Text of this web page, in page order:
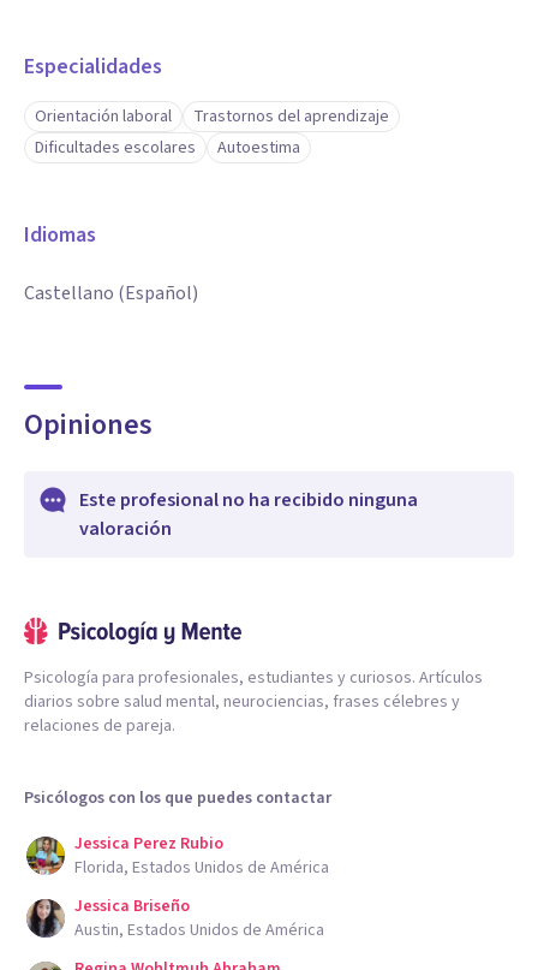
Especialidades
Orientación laboral
Trastornos del aprendizaje
Dificultades escolares
Autoestima
Idiomas
Castellano (Español)
Opiniones
Este profesional no ha recibido ninguna
valoración
Psicología para profesionales, estudiantes y curiosos. Artículos
diarios sobre salud mental, neurociencias, frases célebres y
relaciones de pareja.
Psicólogos con los que puedes contactar
Jessica Perez Rubio
Florida, Estados Unidos de América
Jessica Briseño
Austin, Estados Unidos de América